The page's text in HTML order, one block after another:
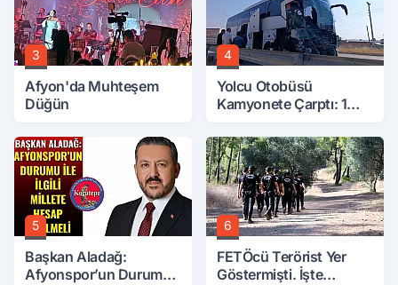
3
Afyon'da Muhteşem
Düğün
4
Yolcu Otobüsü
Kamyonete Çarptı: 1
5
Başkan Aladağ:
Afyonspor’un Durumu
6
FETÖcü Terörist Yer
Göstermişti. İşte